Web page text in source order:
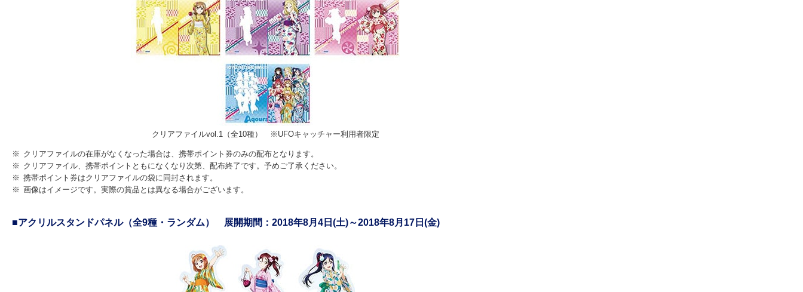
クリアファイルvol.1（全10種） ※UFOキャッチャー利用者限定
※ クリアファイルの在庫がなくなった場合は、携帯ポイント券のみの配布となります。
※ クリアファイル、携帯ポイントともになくなり次第、配布終了です。予めご了承ください。
※ 携帯ポイント券はクリアファイルの袋に同封されます。
※ 画像はイメージです。実際の賞品とは異なる場合がございます。
■アクリルスタンドパネル（全9種・ランダム） 展開期間：2018年8月4日(土)～2018年8月17日(金)